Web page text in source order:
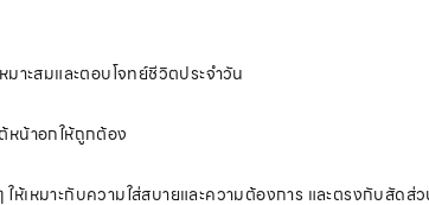
มาะสมและตอบโจทย์ชีวิตประจำวัน
หน้าอกให้ถูกต้อง
เหมาะกับความใส่สบายและความต้องการ และตรงกับสัดส่